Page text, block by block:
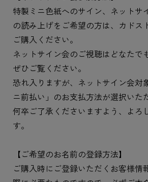
特製ミニ色紙へのサイン、ネットサ
の読み上げをご希望の方は、カドス
ご購入ください。
ネットサイン会のご視聴はどなたで
ぜひご覧ください。
恐れ入りますが、ネットサイン会対
ニ前払い」のお支払方法が選択いた
何卒ご了承くださいますよう、よろ
す。
【ご希望のお名前の登録方法】
ご購入時にご登録いただくお客様情